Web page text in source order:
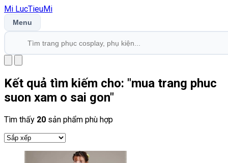
Mi LucTieuMi
Menu
Kết quả tìm kiếm cho: "mua trang phuc
suon xam o sai gon"
Tìm thấy 20 sản phẩm phù hợp